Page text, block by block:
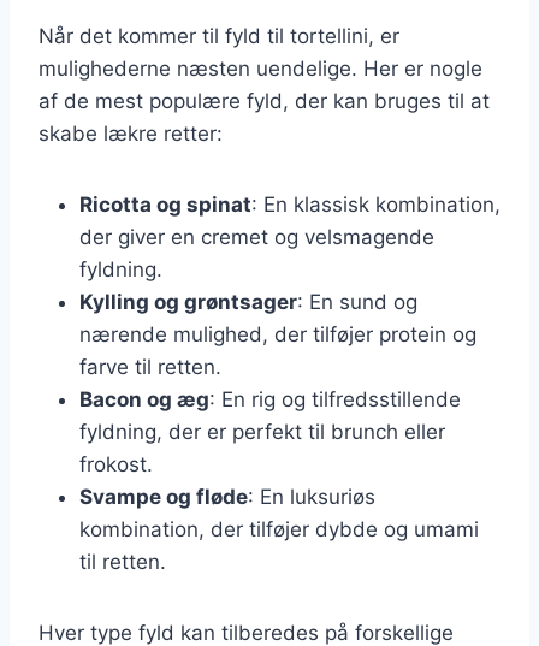
Når det kommer til fyld til tortellini, er
mulighederne næsten uendelige. Her er nogle
af de mest populære fyld, der kan bruges til at
skabe lækre retter:
Ricotta og spinat: En klassisk kombination,
der giver en cremet og velsmagende
fyldning.
Kylling og grøntsager: En sund og
nærende mulighed, der tilføjer protein og
farve til retten.
Bacon og æg: En rig og tilfredsstillende
fyldning, der er perfekt til brunch eller
frokost.
Svampe og fløde: En luksuriøs
kombination, der tilføjer dybde og umami
til retten.
Hver type fyld kan tilberedes på forskellige